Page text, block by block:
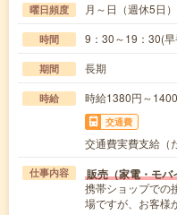
曜日頻度 月～日（週休5日）
時間 9：30～19：30(早
期間 長期
時給 時給1380円～
交通費
交通費実費支給（
仕事内容 販売（家電・モバ
携帯ショップでの
場ですが、お客様